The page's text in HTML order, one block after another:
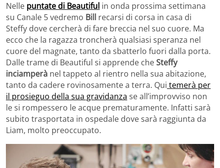
Nelle puntate di Beautiful in onda prossima settimana
su Canale 5 vedremo Bill recarsi di corsa in casa di
Steffy dove cercherà di fare breccia nel suo cuore. Ma
ecco che la ragazza troncherà qualsiasi speranza nel
cuore del magnate, tanto da sbatterlo fuori dalla porta.
Dalle trame di Beautiful si apprende cheSteffy
inciamperà nel tappeto al rientro nella sua abitazione,
tanto da cadere rovinosamente a terra. Qui temerà per
il prosieguo della sua gravidanza se all’improvviso non
le si rompessero le acque prematuramente. Infatti sarà
subito trasportata in ospedale dove sarà raggiunta da
Liam, molto preoccupato.